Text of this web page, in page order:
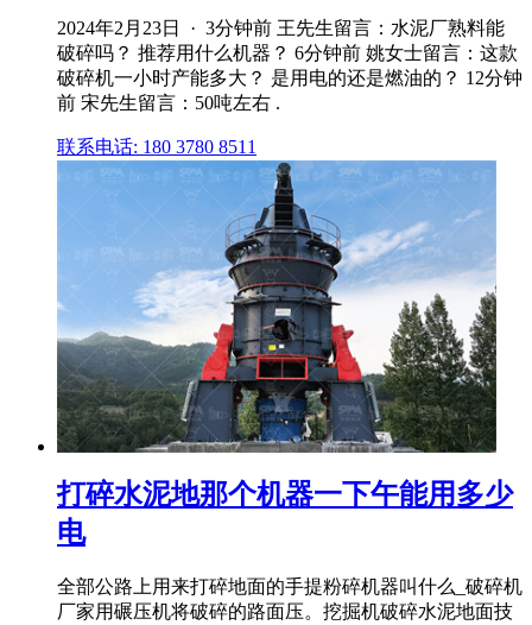
2024年2月23日 · 3分钟前 王先生留言：水泥厂熟料能
破碎吗？ 推荐用什么机器？ 6分钟前 姚女士留言：这款
破碎机一小时产能多大？ 是用电的还是燃油的？ 12分钟
前 宋先生留言：50吨左右 .
联系电话: 180 3780 8511
打碎水泥地那个机器一下午能用多少
电
全部公路上用来打碎地面的手提粉碎机器叫什么_破碎机
厂家用碾压机将破碎的路面压。挖掘机破碎水泥地面技